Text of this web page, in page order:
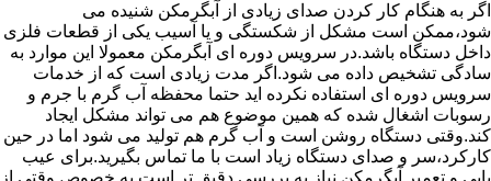
اگر به هنگام کار کردن صدای زیادی از آبگرمکن شنیده می
شود،ممکن است مشکل از شکستگی و یا آسیب یکی از قطعات فلزی
داخل دستگاه باشد.در سرویس دوره ای آبگرمکن معمولا این موارد به
سادگی تشخیص داده می شود.اگر مدت زیادی است که از خدمات
سرویس دوره ای استفاده نکرده اید حتما محفظه آب گرم با جرم و
رسوبات اشغال شده که همین موضوع هم می تواند مشکل ایجاد
کند.وقتی دستگاه روشن است و آب گرم هم تولید می شود اما در حین
کارکرد،سر و صدای دستگاه زیاد است با ما تماس بگیرید.برای عیب